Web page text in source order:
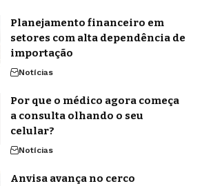
Planejamento financeiro em
setores com alta dependência de
importação
Notícias
Por que o médico agora começa
a consulta olhando o seu
celular?
Notícias
Anvisa avança no cerco